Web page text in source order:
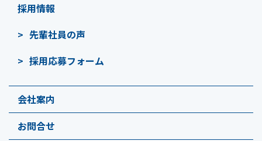
採用情報
先輩社員の声
採用応募フォーム
会社案内
お問合せ